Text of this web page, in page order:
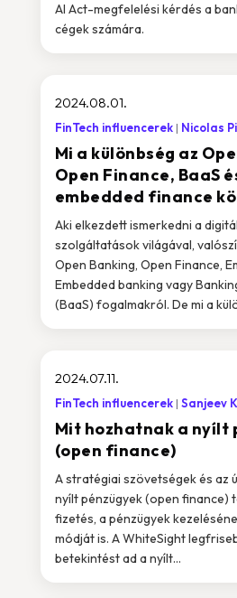
AI Act-megfelelési kérdés a
cégek számára.
Mi a különbség az
Open Finance, BaaS
embedded finance
2024.08.01.
FinTech influencerek Nicolas
Aki elkezdett ismerkedni a
szolgáltatások világával,
Open Banking, Open Finance,
Embedded banking vagy
(BaaS) fogalmakról. De mi a
Mit hozhatnak a nyílt
(open finance)
2024.07.11.
FinTech influencerek Sanjeev
A stratégiai szövetségek és az
nyílt pénzügyek (open finance)
fizetés, a pénzügyek
módját is. A WhiteSight
betekintést ad a nyílt...